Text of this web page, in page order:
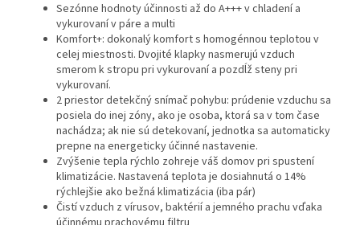
Sezónne hodnoty účinnosti až do A+++ v chladení a
vykurovaní v páre a multi
Komfort+: dokonalý komfort s homogénnou teplotou v
celej miestnosti. Dvojité klapky nasmerujú vzduch
smerom k stropu pri vykurovaní a pozdĺž steny pri
vykurovaní.
2 priestor detekčný snímač pohybu: prúdenie vzduchu sa
posiela do inej zóny, ako je osoba, ktorá sa v tom čase
nachádza; ak nie sú detekovaní, jednotka sa automaticky
prepne na energeticky účinné nastavenie.
Zvýšenie tepla rýchlo zohreje váš domov pri spustení
klimatizácie. Nastavená teplota je dosiahnutá o 14%
rýchlejšie ako bežná klimatizácia (iba pár)
Čistí vzduch z vírusov, baktérií a jemného prachu vďaka